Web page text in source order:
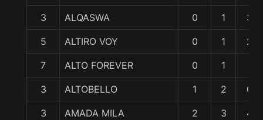
3 ALQASWA 0 1 3
5 ALTIRO VOY 0 1 2
7 ALTO FOREVER 0 1
3 ALTOBELLO 1 2 0
3 AMADA MILA 2 3 4